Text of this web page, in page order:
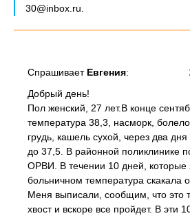
30@inbox.ru.
Спрашивает Евгения:
Добрый день!
Пол женский, 27 лет.В конце
температура 38,3, насморк,
грудь, кашель сухой, через два
до 37,5. В районной поликлинике
ОРВИ. В течении 10 дней, которые
больничном температура скакала
Меня выписали, сообщим, что это
хвост и вскоре все пройдет. В эти